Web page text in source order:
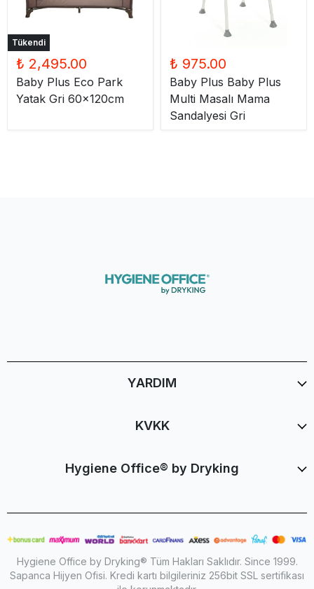
Tükendi
₺ 2,495.00
Baby Plus Eco Park
Yatak Gri 60x120cm
₺ 975.00
Baby Plus Baby Plus
Multi Masalı Mama
Sandalyesi Gri
YARDIM
KVKK
Hygiene Office® by Dryking
Hygiene Office by Dryking® Tüm Hakları Saklıdır. Since 1999.
Sapanca Hijyen Ofisi. Kredi kartı bilgileriniz 256bit SSL sertifikası